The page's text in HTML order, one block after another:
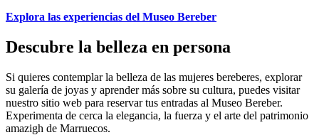
Explora las experiencias del Museo Bereber
Descubre la belleza en persona
Si quieres contemplar la belleza de las mujeres bereberes, explorar
su galería de joyas y aprender más sobre su cultura, puedes visitar
nuestro sitio web para reservar tus entradas al Museo Bereber.
Experimenta de cerca la elegancia, la fuerza y el arte del patrimonio
amazigh de Marruecos.